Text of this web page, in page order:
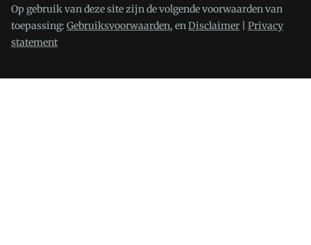
Op gebruik van deze site zijn de volgende voorwaarden van
toepassing: Gebruiksvoorwaarden, enDisclaimer
Privacy
statement